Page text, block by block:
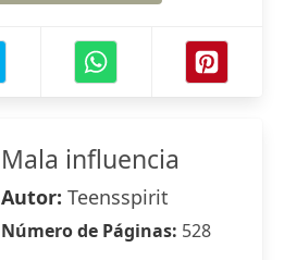
Mala influencia
Autor: Teensspirit
Número de Páginas: 528